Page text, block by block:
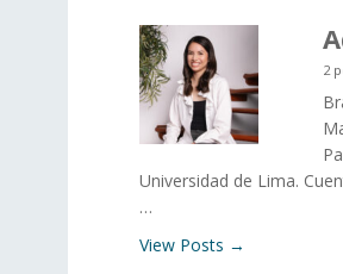
2
Universidad de Lima.
…
View Posts →